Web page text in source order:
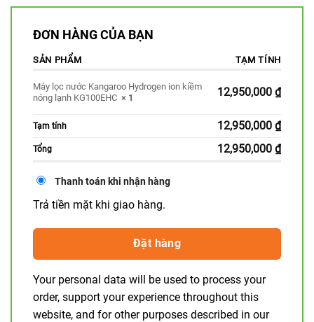
ĐƠN HÀNG CỦA BẠN
SẢN PHẨM TẠM TÍNH
Máy lọc nước Kangaroo Hydrogen ion kiềm
nóng lạnh KG100EHC × 1 12,950,000 ₫
Tạm tính 12,950,000 ₫
Tổng 12,950,000 ₫
Thanh toán khi nhận hàng
Trả tiền mặt khi giao hàng.
Đặt hàng
Your personal data will be used to process your
order, support your experience throughout this
website, and for other purposes described in our